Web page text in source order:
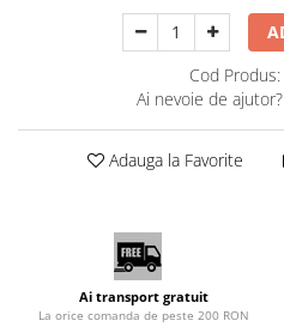
Cod Produs:
Ai nevoie de ajutor?
Adauga la Favorite
Ai transport gratuit
La orice comanda de peste 200 RON